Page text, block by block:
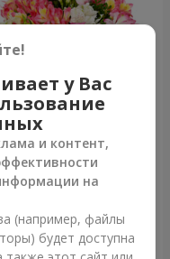
"Сказка для двоих!"
Заказать
у Вас
и контент,
на
(например, файлы
будет доступна